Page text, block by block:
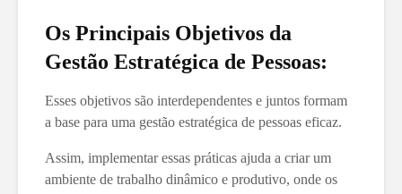
Os Principais Objetivos da
Gestão Estratégica de Pessoas:
Esses objetivos são interdependentes e juntos formam
a base para uma gestão estratégica de pessoas eficaz.
Assim, implementar essas práticas ajuda a criar um
ambiente de trabalho dinâmico e produtivo, onde os